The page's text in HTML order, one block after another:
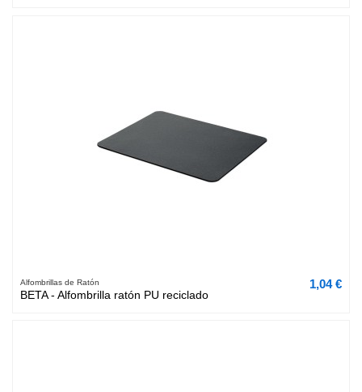
Alfombrillas de Ratón
BETA - Alfombrilla ratón PU reciclado
1,04 €